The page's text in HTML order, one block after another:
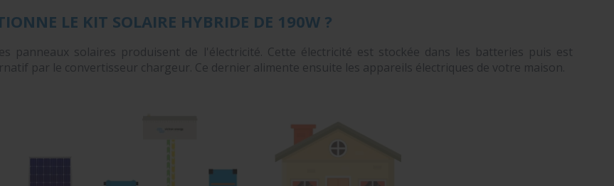
LE KIT SOLAIRE HYBRIDE DE 190W ?
panneaux solaires produisent de l'électricité. Cette électricité est stockée dans les batteries puis est
par le convertisseur chargeur. Ce dernier alimente ensuite les appareils électriques de votre maison.